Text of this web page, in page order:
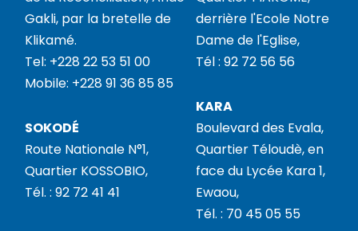
Gakli, par la bretelle de
Klikamé.
Tel: +228 22 53 51 00
Mobile: +228 91 36 85 85
derrière l'Ecole Notre
Dame de l'Eglise,
Tél : 92 72 56 56
SOKODÉ
Route Nationale N°1,
Quartier KOSSOBIO,
Tél. : 92 72 41 41
KARA
Boulevard des Evala,
Quartier Téloudè, en
face du Lycée Kara 1,
Ewaou,
Tél. : 70 45 05 55